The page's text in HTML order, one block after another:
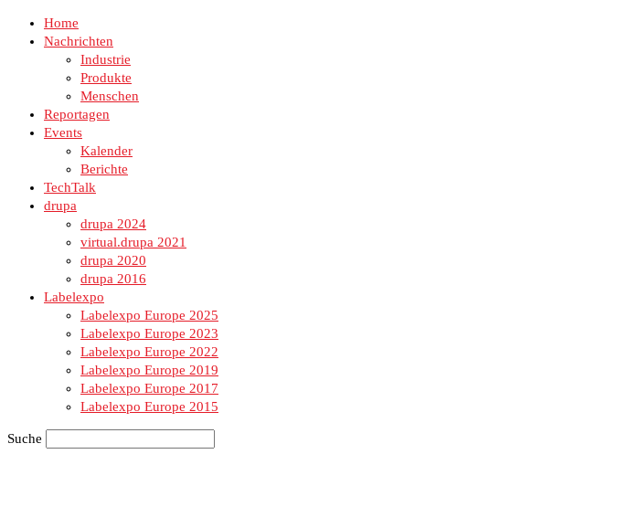
Home
Nachrichten
Industrie
Produkte
Menschen
Reportagen
Events
Kalender
Berichte
TechTalk
drupa
drupa 2024
virtual.drupa 2021
drupa 2020
drupa 2016
Labelexpo
Labelexpo Europe 2025
Labelexpo Europe 2023
Labelexpo Europe 2022
Labelexpo Europe 2019
Labelexpo Europe 2017
Labelexpo Europe 2015
Suche